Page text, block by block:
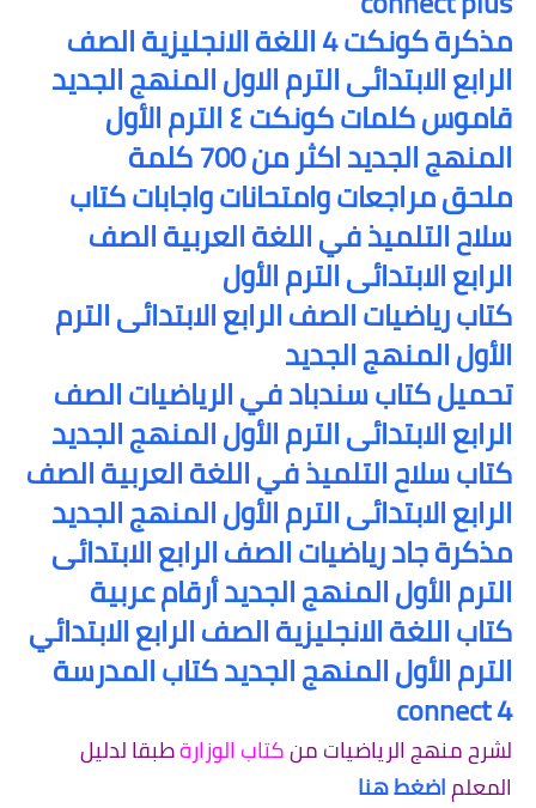
مذكرة كونكت 4 اللغة الانجليزية الصف
الرابع الابتدائى الترم الاول المنهج الجديد
قاموس كلمات كونكت ٤ الترم الأول
المنهج الجديد اكثر من 700 كلمة
ملحق مراجعات وامتحانات واجابات كتاب
سلاح التلميذ في اللغة العربية الصف
الرابع الابتدائى الترم الأول
كتاب رياضيات الصف الرابع الابتدائى الترم
الأول المنهج الجديد
تحميل كتاب سندباد في الرياضيات الصف
الرابع الابتدائى الترم الأول المنهج الجديد
كتاب سلاح التلميذ في اللغة العربية الصف
الرابع الابتدائى الترم الأول المنهج الجديد
مذكرة جاد رياضيات الصف الرابع الابتدائى
الترم الأول المنهج الجديد أرقام عربية
كتاب اللغة الانجليزية الصف الرابع الابتدائي
الترم الأول المنهج الجديد كتاب المدرسة
connect 4
لشرح منهج الرياضيات منكتاب الوزارةطبقا لدليل
المعلماضغط هنا